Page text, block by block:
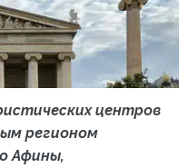
центров
регионом
Афины,